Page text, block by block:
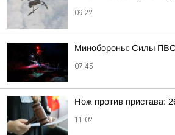
09:22
Минобороны: Силы ПВО
07:45
Нож против пристава:
11:02